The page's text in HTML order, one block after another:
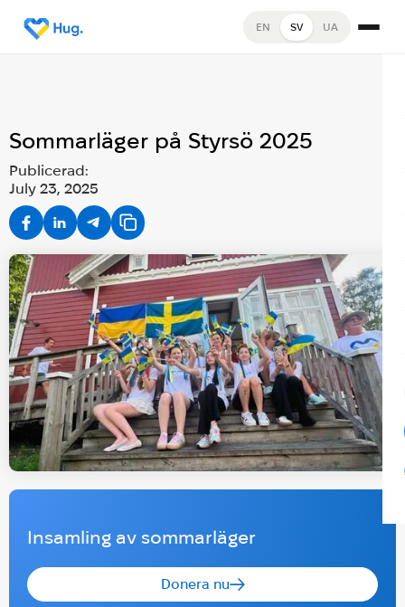
EN SV UA
Sommarläger på Styrsö 2025
Publicerad:
July 23, 2025
Insamling av sommarläger
Donera nu